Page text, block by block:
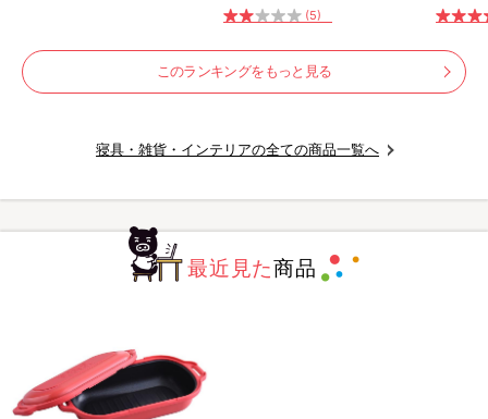
(5)
このランキングをもっと見る
寝具・雑貨・インテリアの全ての商品一覧へ
最近見た商品